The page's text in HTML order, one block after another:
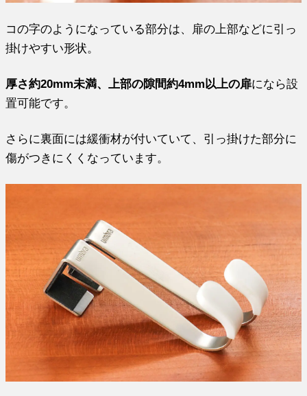
コの字のようになっている部分は、扉の上部などに引っ
掛けやすい形状。
厚さ約20mm未満、上部の隙間約4mm以上の扉になら設
置可能です。
さらに裏面には緩衝材が付いていて、引っ掛けた部分に
傷がつきにくくなっています。